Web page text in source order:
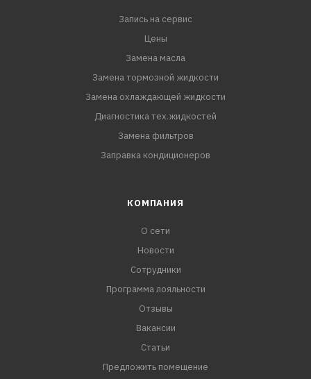
Запись на сервис
Цены
Замена масла
Замена тормозной жидкости
Замена охлаждающей жидкости
Диагностика тех.жидкостей
Замена фильтров
Заправка кондиционеров
КОМПАНИЯ
О сети
Новости
Сотрудники
Программа лояльности
Отзывы
Вакансии
Статьи
Предложить помещение